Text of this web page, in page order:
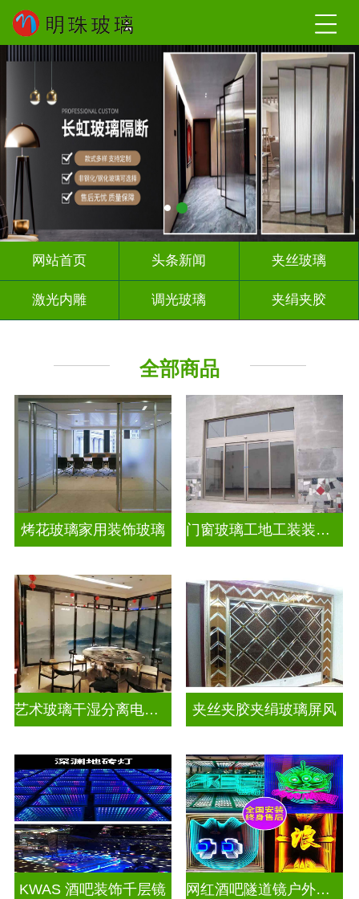
网站首页 头条新闻 夹丝玻璃
激光内雕 调光玻璃 夹绢夹胶
全部商品
烤花玻璃家用装饰玻璃 门窗玻璃工地工装装饰玻璃
艺术玻璃干湿分离电视玻璃背景墙 夹丝夹胶夹绢玻璃屏风
KWAS 酒吧装饰千层镜 网红酒吧隧道镜户外门头招牌千层镜深渊镜